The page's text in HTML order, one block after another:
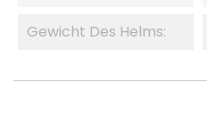
Gewicht Des Helms: